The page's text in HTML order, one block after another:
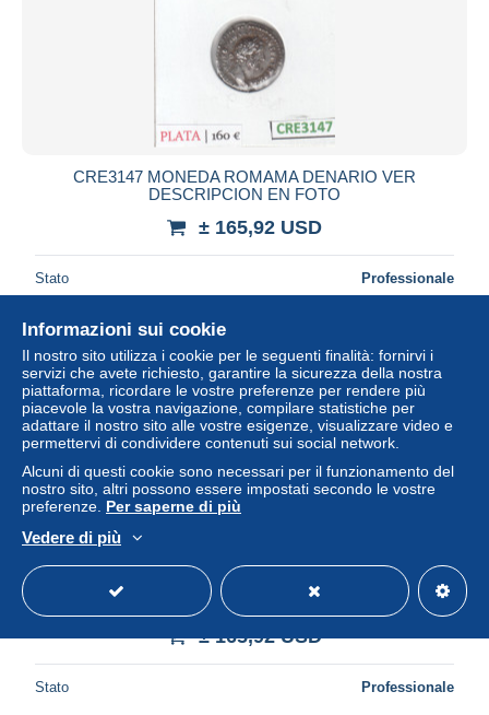
CRE3147 MONEDA ROMAMA DENARIO VER
DESCRIPCION EN FOTO
± 165,92 USD
Stato Professionale
Nuovo
CRE3145 MONEDA ROMAMA DENARIO VER
DESCRIPCION EN FOTO
± 165,92 USD
Stato Professionale
Informazioni sui cookie
Il nostro sito utilizza i cookie per le seguenti finalità: fornirvi i
servizi che avete richiesto, garantire la sicurezza della nostra
piattaforma, ricordare le vostre preferenze per rendere più
piacevole la vostra navigazione, compilare statistiche per
adattare il nostro sito alle vostre esigenze, visualizzare video e
permettervi di condividere contenuti sui social network.
Alcuni di questi cookie sono necessari per il funzionamento del
nostro sito, altri possono essere impostati secondo le vostre
preferenze. Per saperne di più
Vedere di più